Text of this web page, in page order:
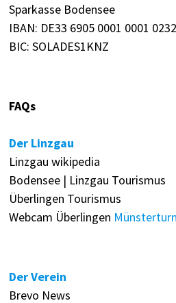
Sparkasse Bodensee
IBAN: DE33 6905 0001 0001
BIC: SOLADES1KNZ
FAQs
Der Linzgau
Linzgau wikipedia
Bodensee | Linzgau Tourismus
Überlingen Tourismus
Webcam Überlingen
Der Verein
Brevo News